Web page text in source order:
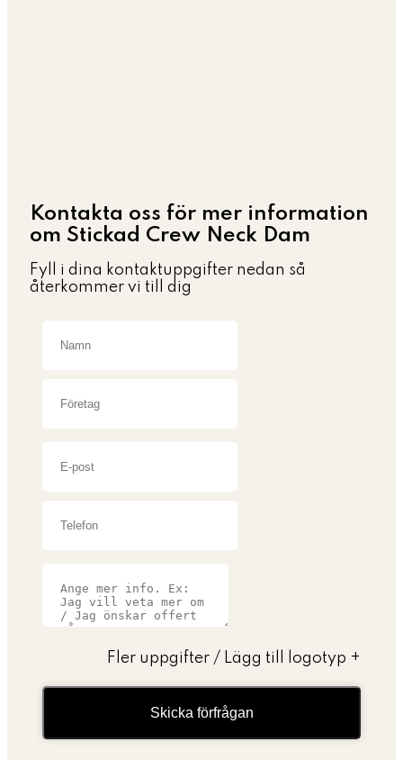
Kontakta oss för mer information
om Stickad Crew Neck Dam
Fyll i dina kontaktuppgifter nedan så
återkommer vi till dig
Fler uppgifter / Lägg till logotyp +
Skicka förfrågan